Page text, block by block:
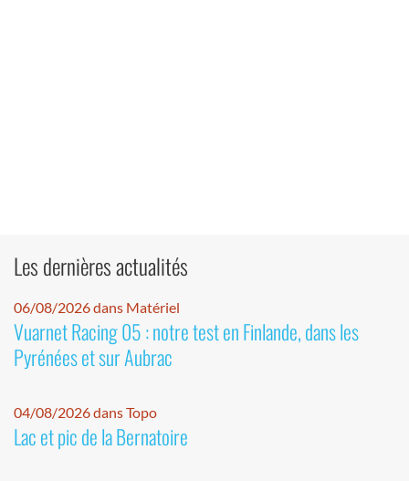
Les dernières actualités
06/08/2026 dans Matériel
Vuarnet Racing 05 : notre test en Finlande, dans les
Pyrénées et sur Aubrac
04/08/2026 dans Topo
Lac et pic de la Bernatoire